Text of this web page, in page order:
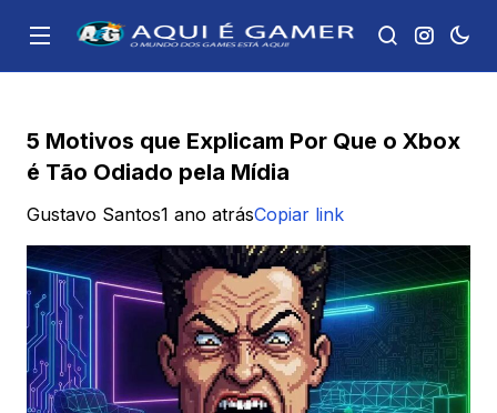
5 Motivos que Explicam Por Que o Xbox
é Tão Odiado pela Mídia
Gustavo Santos1 ano atrásCopiar link